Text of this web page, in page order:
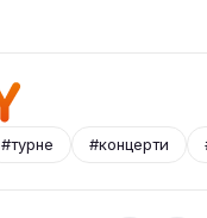
#турне #концерти